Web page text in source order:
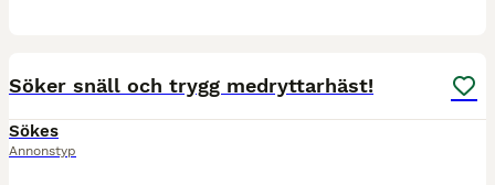
Söker snäll och trygg medryttarhäst!
Sökes
Annonstyp